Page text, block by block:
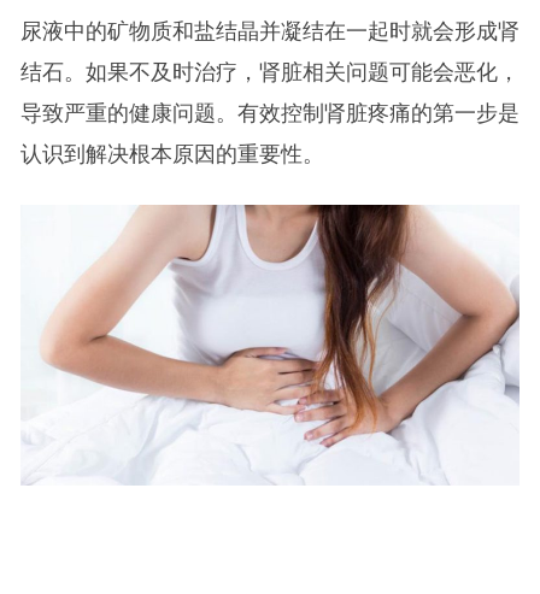
尿液中的矿物质和盐结晶并凝结在一起时就会形成肾
结石。如果不及时治疗，肾脏相关问题可能会恶化，
导致严重的健康问题。有效控制肾脏疼痛的第一步是
认识到解决根本原因的重要性。